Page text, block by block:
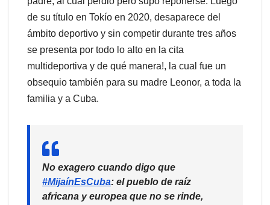
de su título en Tokío en 2020, desaparece del
ámbito deportivo y sin competir durante tres años
se presenta por todo lo alto en la cita
multideportiva y de qué manera!, la cual fue un
obsequio también para su madre Leonor, a toda la
familia y a Cuba.
No exagero cuando digo que
#MijaínEsCuba: el pueblo de raíz
africana y europea que no se rinde,